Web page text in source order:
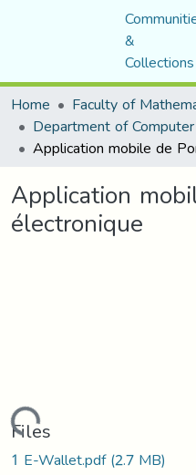
&
Collections
Home
Application
électronique
Loading...
Files
1 E-Wallet.pdf(2.7 MB)